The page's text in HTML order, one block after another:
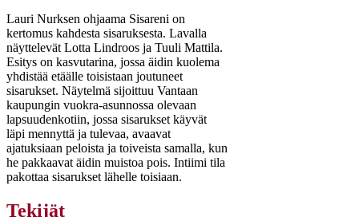
Lauri Nurksen ohjaama Sisareni on
kertomus kahdesta sisaruksesta. Lavalla
näyttelevät Lotta Lindroos ja Tuuli Mattila.
Esitys on kasvutarina, jossa äidin kuolema
yhdistää etäälle toisistaan joutuneet
sisarukset. Näytelmä sijoittuu Vantaan
kaupungin vuokra-asunnossa olevaan
lapsuudenkotiin, jossa sisarukset käyvät
läpi mennyttä ja tulevaa, avaavat
ajatuksiaan peloista ja toiveista samalla, kun
he pakkaavat äidin muistoa pois. Intiimi tila
pakottaa sisarukset lähelle toisiaan.
Tekijät